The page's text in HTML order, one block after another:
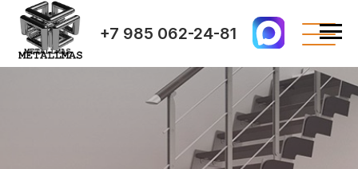
+7 985 062-24-81